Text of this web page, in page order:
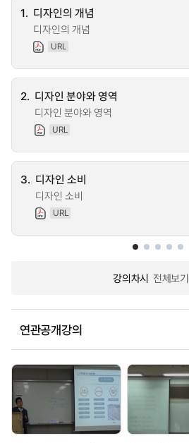
1. 디자인의 개념
디자인의 개념
URL
2. 디자인 분야와 영역
디자인 분야와 영역
URL
3. 디자인 소비
디자인 소비
URL
강의차시 전체보기
연관공개강의